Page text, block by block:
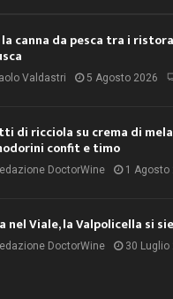
la canna da pesca tra i
Valdastri 5 Agosto 2026
di ricciola su crema di
confit e timo
DoctorWine 1 Agosto
nel Viale, la Valpolicella si
DoctorWine 30 Luglio